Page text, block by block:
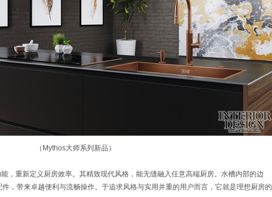
（Mythos大师系列新品）
，重新定义厨房效率。其精致现代风格，能无缝融入任意高端厨房。水槽内部的边
，带来卓越便利与流畅操作。于追求风格与实用并重的用户而言，它就是理想厨房的